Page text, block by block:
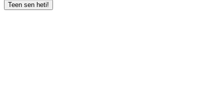
Teen sen heti!